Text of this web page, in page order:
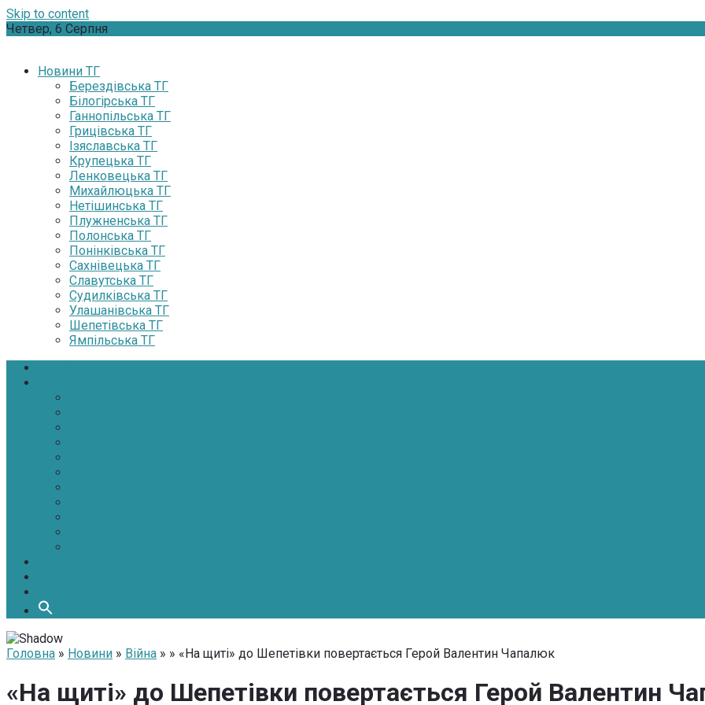
Skip to content
Четвер, 6 Серпня
Новини ТГ
Берездівська ТГ
Білогірська ТГ
Ганнопільська ТГ
Грицівська ТГ
Ізяславська ТГ
Крупецька ТГ
Ленковецька ТГ
Михайлюцька ТГ
Нетішинська ТГ
Плужненська ТГ
Полонська ТГ
Понінківська ТГ
Сахнівецька ТГ
Славутська ТГ
Судилківська ТГ
Улашанівська ТГ
Шепетівська ТГ
Ямпільська ТГ
Головна » Новини » Війна » » «На щиті» до Шепетівки повертається Герой Валентин Чапалюк
«На щиті» до Шепетівки повертається Герой Валентин